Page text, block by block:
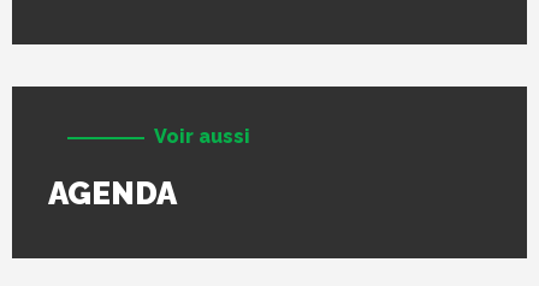
Voir aussi
AGENDA